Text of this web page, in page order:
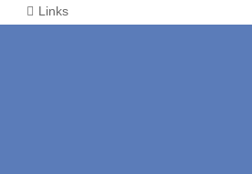
Links